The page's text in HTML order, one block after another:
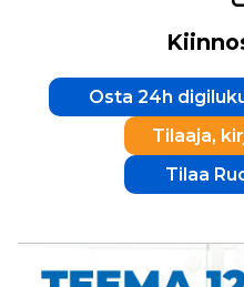
Osta 24h
Tilaaja,
Tilaa